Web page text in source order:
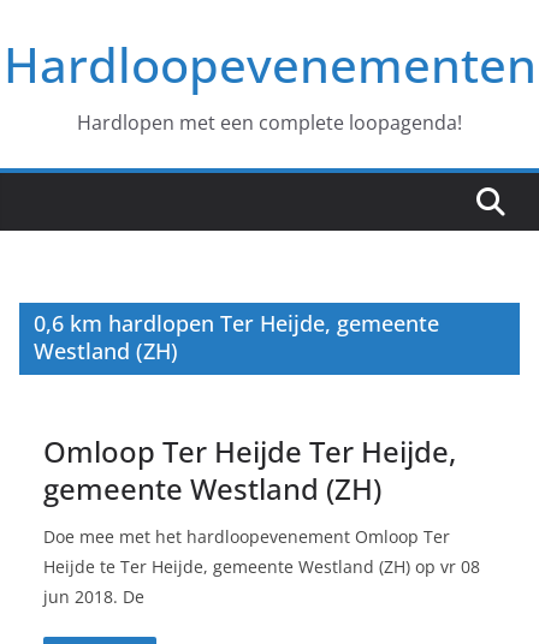
naar
deHardloopevenementen
Hardlopen met een complete loopagenda!
0,6 km hardlopen Ter Heijde, gemeente
Westland (ZH)
Omloop Ter Heijde Ter Heijde,
gemeente Westland (ZH)
Doe mee met het hardloopevenement Omloop Ter
Heijde te Ter Heijde, gemeente Westland (ZH) op vr 08
jun 2018. De